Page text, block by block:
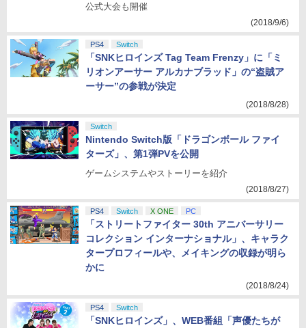
公式大会も開催
(2018/9/6)
PS4 Switch
「SNKヒロインズ Tag Team Frenzy」に「ミ
リオンアーサー アルカナブラッド」の“盗賊ア
ーサー”の参戦が決定
(2018/8/28)
Switch
Nintendo Switch版「ドラゴンボール ファイ
ターズ」、第1弾PVを公開
ゲームシステムやストーリーを紹介
(2018/8/27)
PS4 Switch X ONE PC
「ストリートファイター 30th アニバーサリー
コレクション インターナショナル」、キャラク
タープロフィールや、メイキングの収録が明ら
かに
(2018/8/24)
PS4 Switch
「SNKヒロインズ」、WEB番組「声優たちが